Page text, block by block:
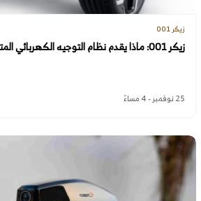
زيكر 001
زيكر 001: ماذا يقدم نظام التوجيه الكهربائي المتقدم؟
25 نوفمبر - 4 مساءً